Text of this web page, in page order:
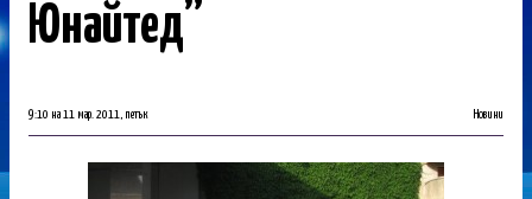
Юнайтед”
9:10 на 11 мар. 2011, петък Новини